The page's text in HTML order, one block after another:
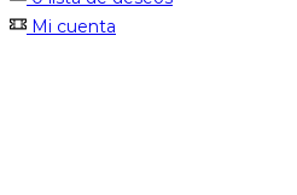
Mi cuenta